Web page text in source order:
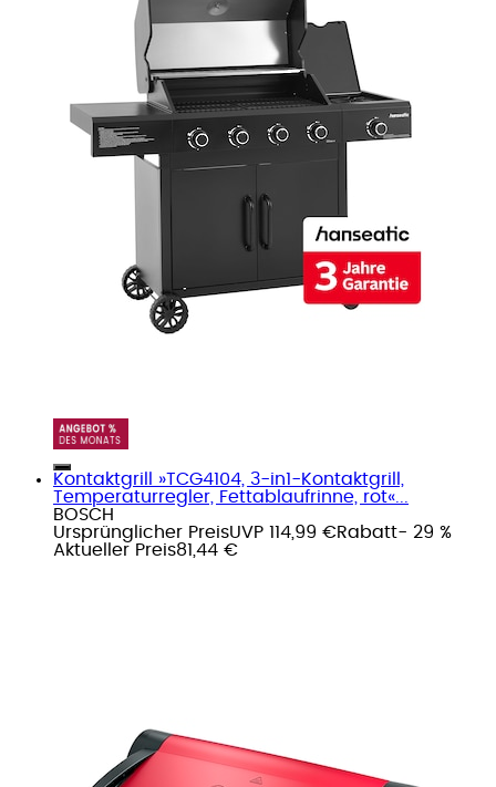
Kontaktgrill »TCG4104, 3-in1-Kontaktgrill,
Temperaturregler, Fettablaufrinne, rot«...
BOSCH
Ursprünglicher PreisUVP 114,99 €Rabatt- 29 %
Aktueller Preis81,44 €